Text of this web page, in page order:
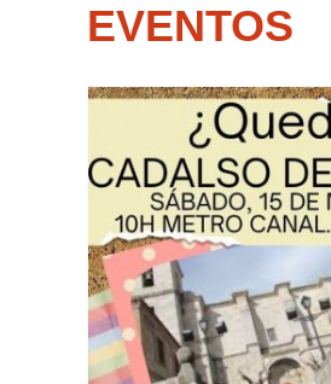
EVENTOS